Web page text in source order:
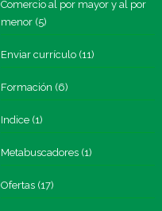
Comercio al por mayor y al por
menor (5)
Enviar currículo (11)
Formación (6)
Indice (1)
Metabuscadores (1)
Ofertas (17)